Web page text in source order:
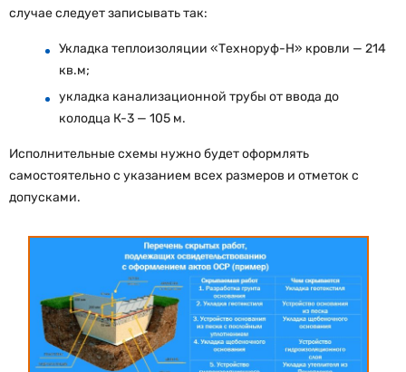
случае следует записывать так:
Укладка теплоизоляции «Техноруф-Н» кровли — 214
кв.м;
укладка канализационной трубы от ввода до
колодца К-3 — 105 м.
Исполнительные схемы нужно будет оформлять
самостоятельно с указанием всех размеров и отметок с
допусками.